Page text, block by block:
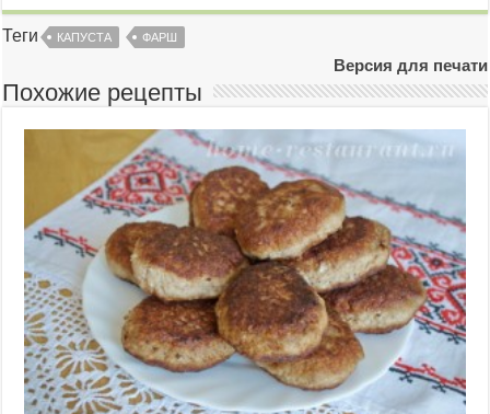
Теги КАПУСТА ФАРШ
Версия для печати
Похожие рецепты